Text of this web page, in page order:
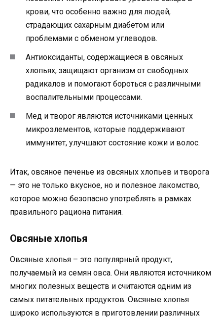
крови, что особенно важно для людей,
страдающих сахарным диабетом или
проблемами с обменом углеводов.
Антиоксиданты, содержащиеся в овсяных
хлопьях, защищают организм от свободных
радикалов и помогают бороться с различными
воспалительными процессами.
Мед и творог являются источниками ценных
микроэлементов, которые поддерживают
иммунитет, улучшают состояние кожи и волос.
Итак, овсяное печенье из овсяных хлопьев и творога
— это не только вкусное, но и полезное лакомство,
которое можно безопасно употреблять в рамках
правильного рациона питания.
Овсяные хлопья
Овсяные хлопья – это популярный продукт,
получаемый из семян овса. Они являются источником
многих полезных веществ и считаются одним из
самых питательных продуктов. Овсяные хлопья
широко используются в приготовлении различных